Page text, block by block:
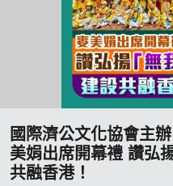
國際濟公文化協會主
美娟出席開幕禮 讚弘
共融香港！